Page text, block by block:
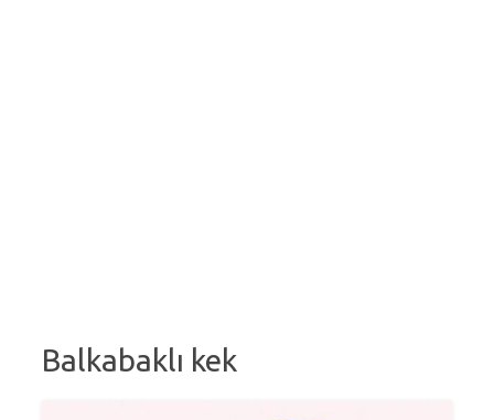
Balkabaklı kek